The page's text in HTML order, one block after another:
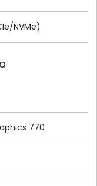
NVMe)
770